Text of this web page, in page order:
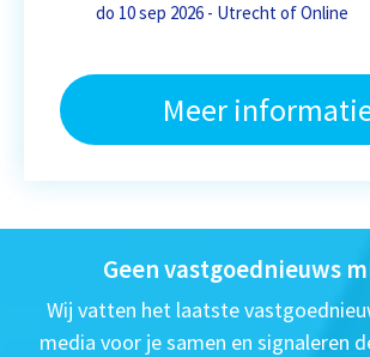
do 10 sep 2026 - Utrecht of Online
Meer
Geen vastgoednieuws
Wij vatten het laatste
media voor je samen en signaleren